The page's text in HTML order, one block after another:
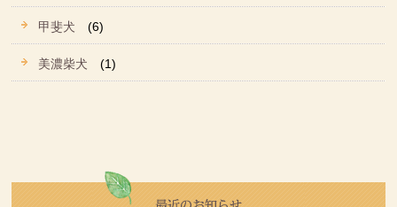
甲斐犬 (6)
美濃柴犬 (1)